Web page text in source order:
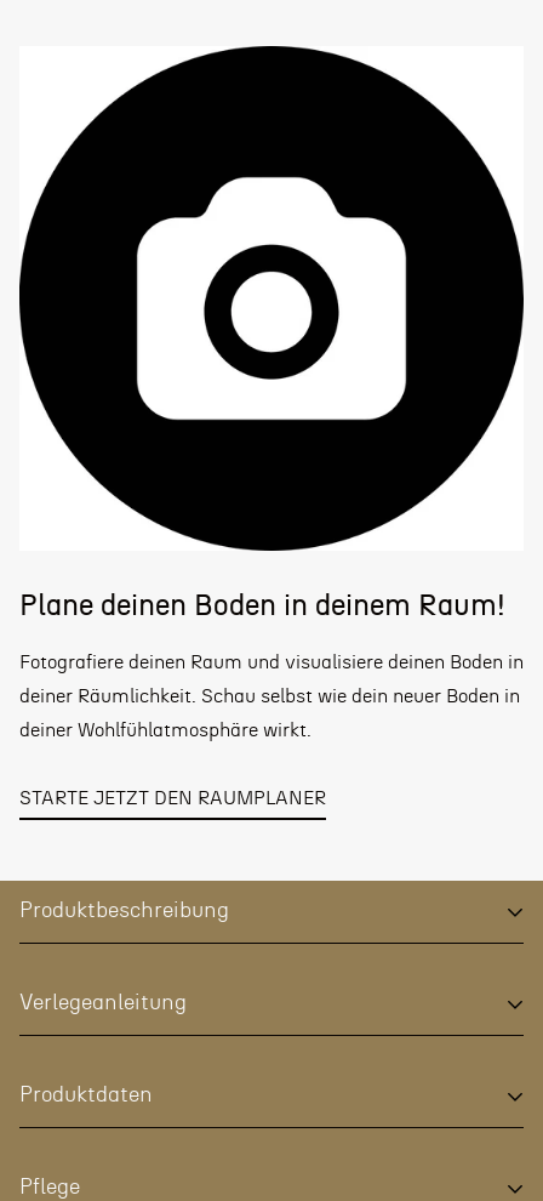
Plane deinen Boden in deinem Raum!
Fotografiere deinen Raum und visualisiere deinen Boden in
deiner Räumlichkeit. Schau selbst wie dein neuer Boden in
deiner Wohlfühlatmosphäre wirkt.
STARTE JETZT DEN RAUMPLANER
Produktbeschreibung
Holzwerkstoff-Produkt, nicht nur sehr modern in der
Verlegeanleitung
Produktdaten
Naturdesignböden 833
Pflege